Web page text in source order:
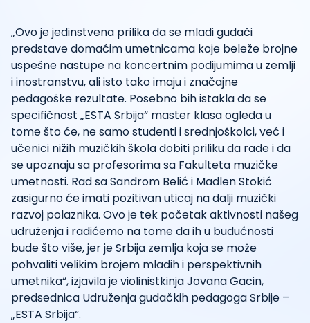
„Ovo je jedinstvena prilika da se mladi gudači
predstave domaćim umetnicama koje beleže brojne
uspešne nastupe na koncertnim podijumima u zemlji
i inostranstvu, ali isto tako imaju i značajne
pedagoške rezultate. Posebno bih istakla da se
specifičnost „ESTA Srbija“ master klasa ogleda u
tome što će, ne samo studenti i srednjoškolci, već i
učenici nižih muzičkih škola dobiti priliku da rade i da
se upoznaju sa profesorima sa Fakulteta muzičke
umetnosti. Rad sa Sandrom Belić i Madlen Stokić
zasigurno će imati pozitivan uticaj na dalji muzički
razvoj polaznika. Ovo je tek početak aktivnosti našeg
udruženja i radićemo na tome da ih u budućnosti
bude što više, jer je Srbija zemlja koja se može
pohvaliti velikim brojem mladih i perspektivnih
umetnika“, izjavila je violinistkinja Jovana Gacin,
predsednica Udruženja gudačkih pedagoga Srbije –
„ESTA Srbija“.